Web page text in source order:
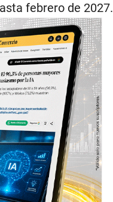
febrero de 2027.